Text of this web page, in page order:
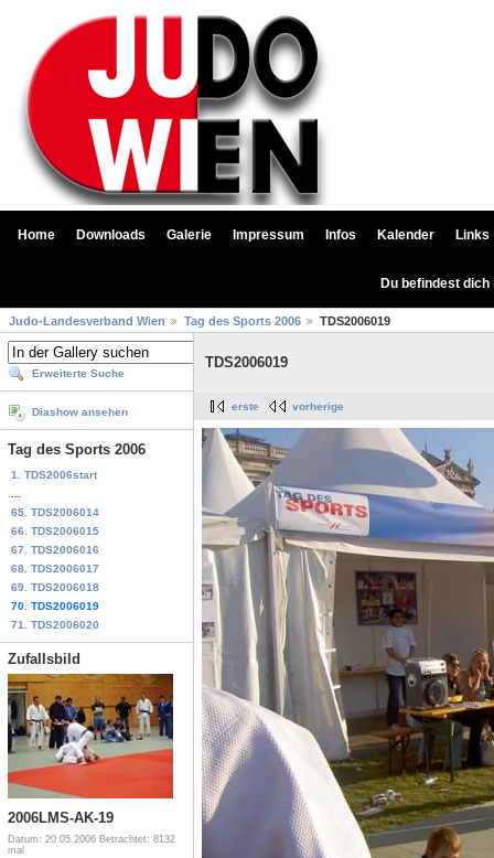
Home Downloads Galerie Impressum Infos Kalender Links
Du befindest
Judo-Landesverband Wien Tag des Sports 2006 TDS2006019
Erweiterte Suche
Diashow ansehen
Tag des Sports 2006
1. TDS2006start
65. TDS2006014
66. TDS2006015
67. TDS2006016
68. TDS2006017
69. TDS2006018
70. TDS2006019
71. TDS2006020
Zufallsbild
2006LMS-AK-19
Datum: 20.05.2006 Betrachtet: 8132
mal
TDS2006019
erste vorherige